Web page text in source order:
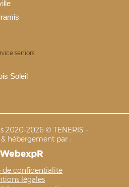
seniors
Soleil
2020-2026 © TENERIS -
hébergement par :
de confidentialité
légales